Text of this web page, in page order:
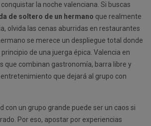
la noche valenciana. Si buscas
de soltero de un hermano que realmente
olvida las cenas aburridas en restaurantes
se merece un despliegue total donde
principio de una juerga épica. Valencia en
que combinan gastronomía, barra libre y
que dejará al grupo con
con un grupo grande puede ser un caos si
Por eso, apostar por experiencias